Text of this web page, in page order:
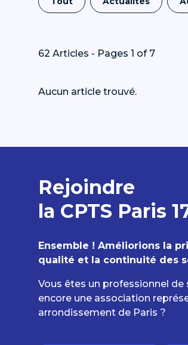
62 Articles - Pages 1 of 7
Aucun article trouvé.
Rejoindre
la CPTS Paris
Ensemble ! Améliorions la
qualité et la continuité des
Vous êtes un professionnel
encore une association
arrondissement de Paris ?